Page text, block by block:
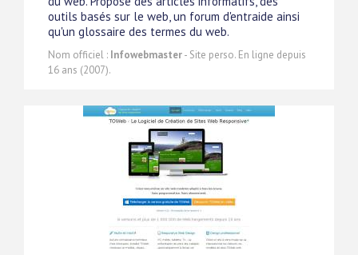
outils basés sur le web, un forum d'entraide ainsi
qu'un glossaire des termes du web.
Nom officiel : Infowebmaster- Site perso. En ligne depuis
16 ans (2007).